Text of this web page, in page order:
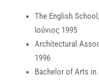
The English
Ιούνιος 1995
Architectural
1996
Bachelor of Arts